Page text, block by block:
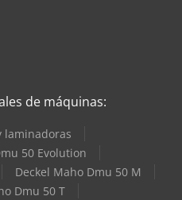
de máquinas:
laminadoras
50 Evolution
Deckel Maho Dmu 50 M
Dmu 50 T